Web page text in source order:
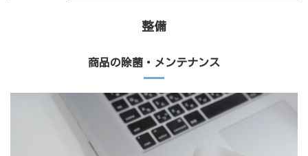
整備
商品の除菌・メンテナンス